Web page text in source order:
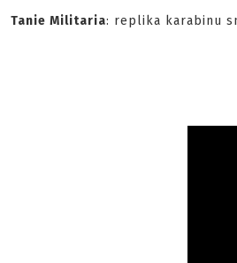
Tanie Militaria: replika karabinu